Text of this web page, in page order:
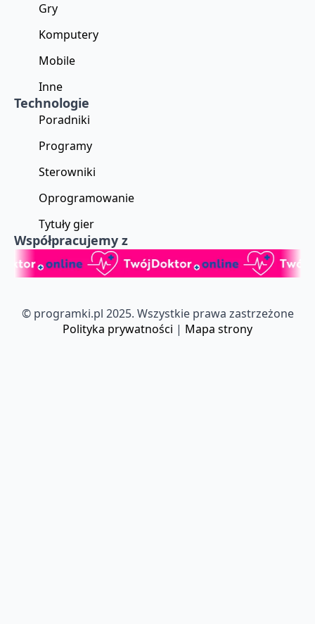
Gry
Komputery
Mobile
Inne
Technologie
Poradniki
Programy
Sterowniki
Oprogramowanie
Tytuły gier
Współpracujemy z
© programki.pl 2025. Wszystkie prawa zastrzeżone
Polityka prywatności | Mapa strony